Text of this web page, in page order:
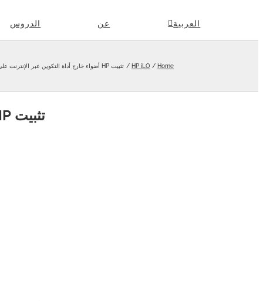
الدروس عن العربية
Home
HP iLO تثبيت HP أضواء خارج أداة التكوين عبر الإنترنت على أوبونتو
تثبيت HP أضواء خارج أداة التكوين عبر الإنترنت على أوبونتو